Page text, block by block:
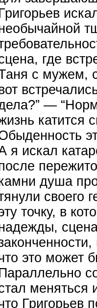
где
с мужем,
—
катится
я искал
душа
своего
точку, в
это может
меняться
Григорьев